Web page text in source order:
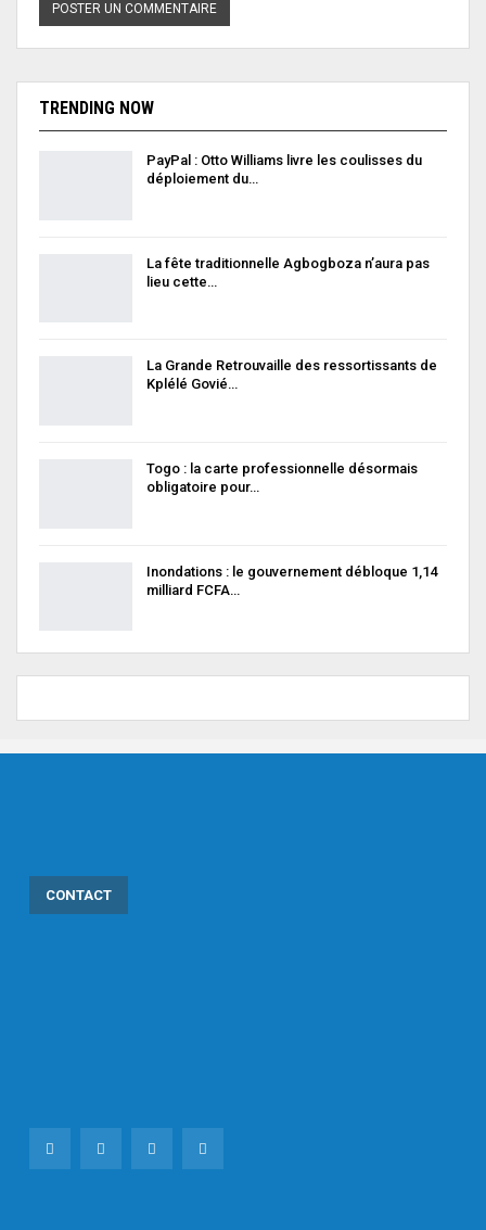
TRENDING NOW
PayPal : Otto Williams livre les coulisses du
déploiement du…
La fête traditionnelle Agbogboza n’aura pas
lieu cette…
La Grande Retrouvaille des ressortissants de
Kplélé Govié…
Togo : la carte professionnelle désormais
obligatoire pour…
Inondations : le gouvernement débloque 1,14
milliard FCFA…
CONTACT